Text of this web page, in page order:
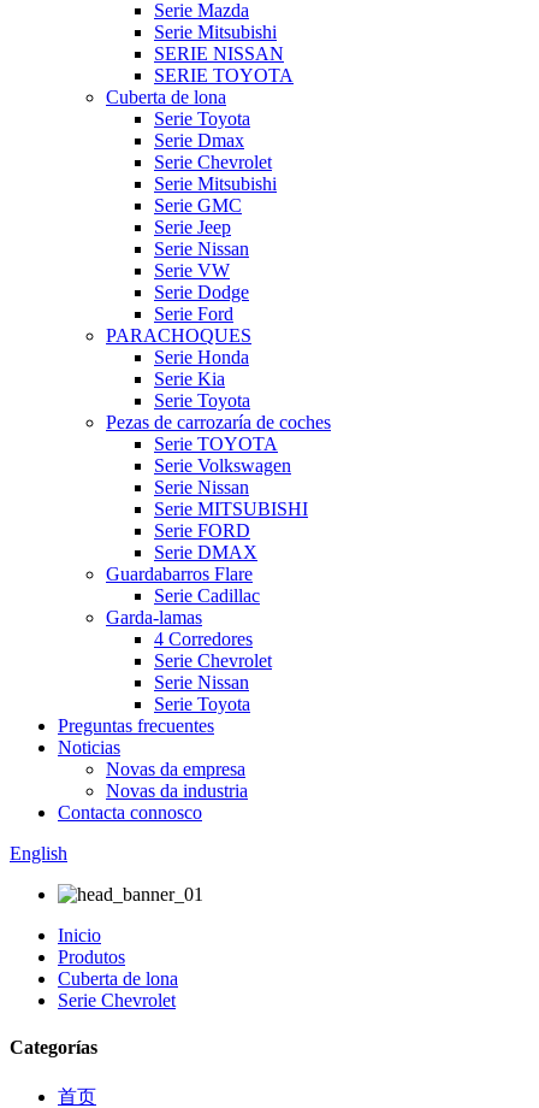
Serie Mazda
Serie Mitsubishi
SERIE NISSAN
SERIE TOYOTA
Cuberta de lona
Serie Toyota
Serie Dmax
Serie Chevrolet
Serie Mitsubishi
Serie GMC
Serie Jeep
Serie Nissan
Serie VW
Serie Dodge
Serie Ford
PARACHOQUES
Serie Honda
Serie Kia
Serie Toyota
Pezas de carrozaría de coches
Serie TOYOTA
Serie Volkswagen
Serie Nissan
Serie MITSUBISHI
Serie FORD
Serie DMAX
Guardabarros Flare
Serie Cadillac
Garda-lamas
4 Corredores
Serie Chevrolet
Serie Nissan
Serie Toyota
Preguntas frecuentes
Noticias
Novas da empresa
Novas da industria
Contacta connosco
English
Inicio
Produtos
Cuberta de lona
Serie Chevrolet
Categorías
首页